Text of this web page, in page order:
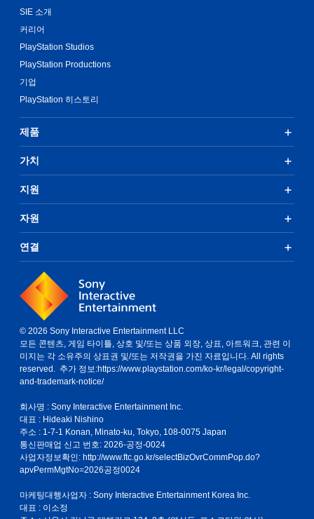
SIE 소개
커리어
PlayStation Studios
PlayStation Productions
기업
PlayStation 히스토리
제품
가치
지원
자원
연결
© 2026 Sony Interactive Entertainment LLC
모든 콘텐츠, 게임 타이틀, 상호 및/또는 상품 외장, 상표, 아트워크, 관련 이
미지는 각 소유주의 상표권 및/또는 저작권을 가진 자료입니다. All rights
reserved. 추가 정보:https://www.playstation.com/ko-kr/legal/copyright-
and-trademark-notice/
회사명 : Sony Interactive Entertainment Inc.
대표 : Hideaki Nishino
주소 : 1-7-1 Konan, Minato-ku, Tokyo, 108-0075 Japan
통신판매업 신고 번호: 2026-공정-0024
사업자정보확인: http://www.ftc.go.kr/selectBizOvrCommPop.do?
apvPermMgtNo=2026공정0024
마케팅대행사업자 : Sony Interactive Entertainment Korea Inc.
대표 : 이소정